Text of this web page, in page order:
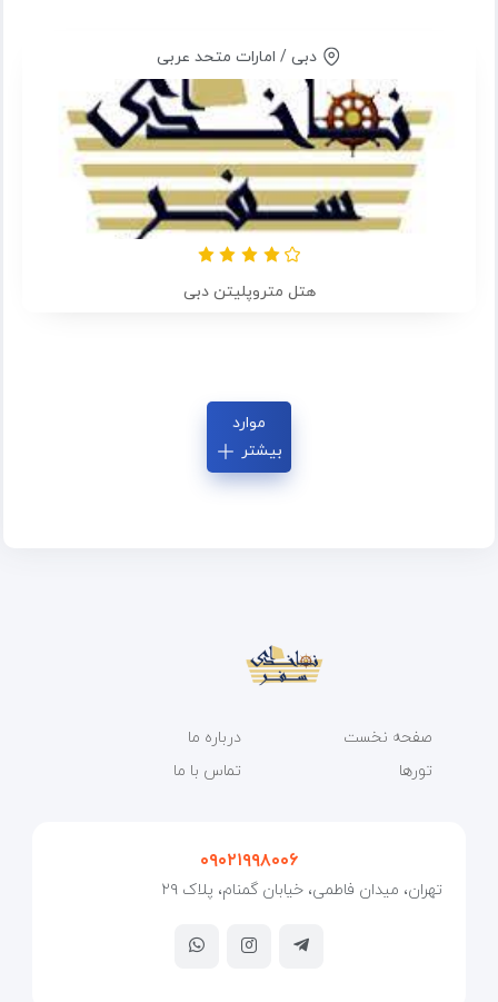
دبی / امارات متحد عربی
هتل متروپلیتن دبی
موارد
بیشتر
صفحه نخست
تورها
درباره ما
تماس با ما
۰۹۰۲۱۹۹۸۰۰۶
تهران، میدان فاطمی، خیابان گمنام، پلاک ۲۹